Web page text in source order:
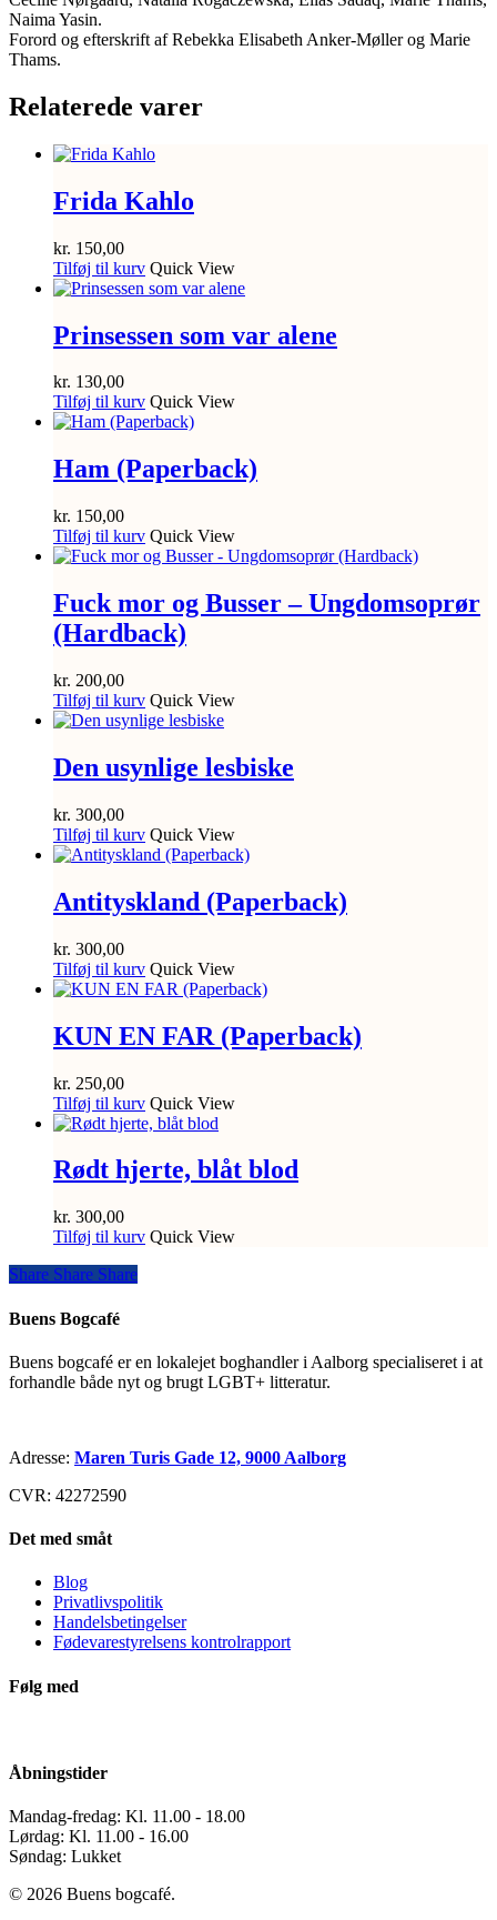
Naima Yasin.
Forord og efterskrift af Rebekka Elisabeth Anker-Møller og Marie
Thams.
Relaterede varer
Frida Kahlo
kr. 150,00
Tilføj til kurv Quick View
Prinsessen som var alene
kr. 130,00
Tilføj til kurv Quick View
Ham (Paperback)
kr. 150,00
Tilføj til kurv Quick View
Fuck mor og Busser – Ungdomsoprør
(Hardback)
kr. 200,00
Tilføj til kurv Quick View
Den usynlige lesbiske
kr. 300,00
Tilføj til kurv Quick View
Antityskland (Paperback)
kr. 300,00
Tilføj til kurv Quick View
KUN EN FAR (Paperback)
kr. 250,00
Tilføj til kurv Quick View
Rødt hjerte, blåt blod
kr. 300,00
Tilføj til kurv Quick View
Share
Share Share Share
Buens Bogcafé
Buens bogcafé er en lokalejet boghandler i Aalborg specialiseret i at
forhandle både nyt og brugt LGBT+ litteratur.
Adresse: Maren Turis Gade 12, 9000 Aalborg
CVR: 42272590
Det med småt
Blog
Privatlivspolitik
Handelsbetingelser
Fødevarestyrelsens kontrolrapport
Følg med
Åbningstider
Mandag-fredag: Kl. 11.00 - 18.00
Lørdag: Kl. 11.00 - 16.00
Søndag: Lukket
© 2026 Buens bogcafé.